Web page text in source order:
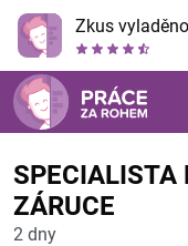
Zkus
SPECIALISTA
ZÁRUCE
2 dny